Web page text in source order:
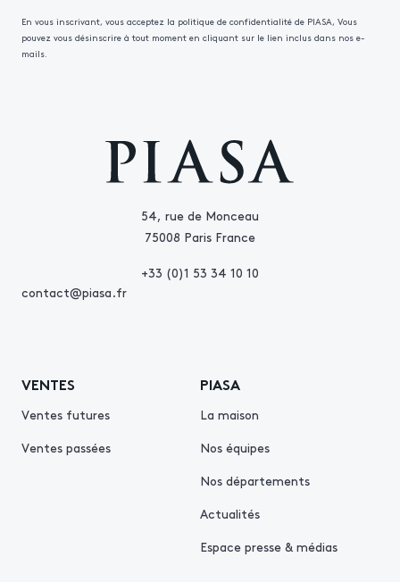
54, rue de Monceau
75008 Paris France
+33 (0)1 53 34 10 10
contact@piasa.fr
VENTES
Ventes futures
Ventes passées
PIASA
La maison
Nos équipes
Nos départements
Actualités
Espace presse & médias
En vous inscrivant, vous acceptez la politique de confidentialité de PIASA, Vous
pouvez vous désinscrire à tout moment en cliquant sur le lien inclus dans nos e-
mails.